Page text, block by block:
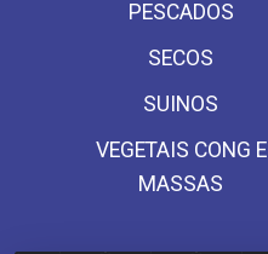
PESCADOS
SECOS
SUINOS
VEGETAIS CONG E
MASSAS